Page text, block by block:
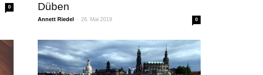
0
Düben
Annett Riedel - 26. Mai 2019 0